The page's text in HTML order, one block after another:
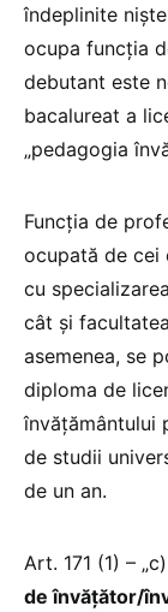
îndeplinite
ocupa funcția
debutant este
bacalureat a
„pedagogia
Funcția de
ocupată de cei
cu
cât și
asemenea, se
diploma de
învățământului
de studii
de un an.
Art. 171 (1) – „c)
de învățător/